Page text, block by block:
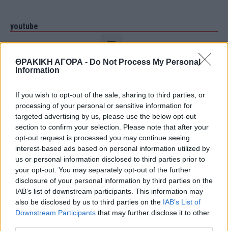
ΘΡΑΚΙΚΗ ΑΓΟΡΑ - Do Not Process My Personal
Information
If you wish to opt-out of the sale, sharing to third parties, or
processing of your personal or sensitive information for
targeted advertising by us, please use the below opt-out
section to confirm your selection. Please note that after your
opt-out request is processed you may continue seeing
interest-based ads based on personal information utilized by
us or personal information disclosed to third parties prior to
your opt-out. You may separately opt-out of the further
disclosure of your personal information by third parties on the
IAB’s list of downstream participants. This information may
also be disclosed by us to third parties on the IAB’s List of
Downstream Participants that may further disclose it to other
youtube
ΘΡΑΚΙΚΗ ΑΓΟΡΑ : 06 ΑΥΓΟΥΣΤΟΥ 2026